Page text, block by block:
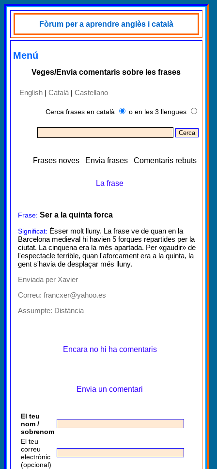
Fòrum per a aprendre anglès i català
Menú
Veges/Envia comentaris sobre les frases
English | Català | Castellano
Cerca frases en català o en les 3 llengues
Frases noves Envia frases Comentaris rebuts
La frase
Frase: Ser a la quinta forca
Significat: Ésser molt lluny. La frase ve de quan en la
Barcelona medieval hi havien 5 forques repartides per la
ciutat. La cinquena era la més apartada. Per «gaudir» de
l'espectacle terrible, quan l'aforcament era a la quinta, la
gent s'havia de desplaçar més lluny.
Enviada per Xavier
Correu: francxer@yahoo.es
Assumpte: Distància
Encara no hi ha comentaris
Envia un comentari
El teu
nom /
sobrenom
El teu
correu
electrònic
(opcional)